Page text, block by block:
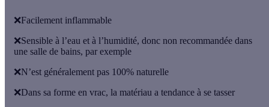
❌Facilement inflammable
❌Sensible à l’eau et à l’humidité, donc non recommandée dans
une salle de bains, par exemple
❌N’est généralement pas 100% naturelle
❌Dans sa forme en vrac, la matériau a tendance à se tasser